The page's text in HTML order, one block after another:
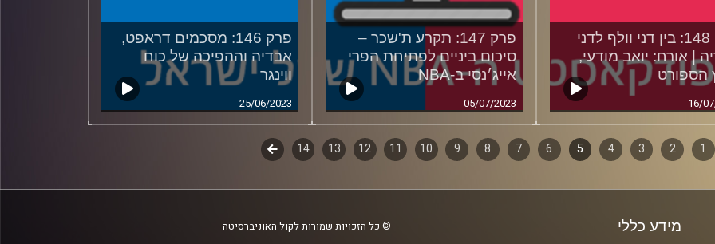
פרק 148: בין דני וולף לדני
| אורח: יואב מודעי,
הספורט
16/
פרק 147: תקרע ת'שכר –
סיכום ביניים לפתיחת הפרי
אייג׳נסי ב-NBA
05/07/2023
פרק 146: מסכמים דראפט,
אבדיה וההפיכה של כוח
ווינגר
25/06/2023
1
2
3
4
5
6
7
8
9
10
11
12
13
14
לשלב
מידע כללי © כל הזכויות שמורות לקול האוניברסיטה